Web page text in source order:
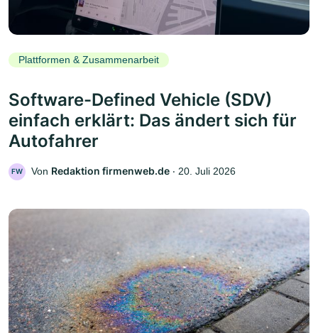
Plattformen & Zusammenarbeit
Software-Defined Vehicle (SDV)
einfach erklärt: Das ändert sich für
Autofahrer
FW Von Redaktion firmenweb.de ‧ 20. Juli 2026